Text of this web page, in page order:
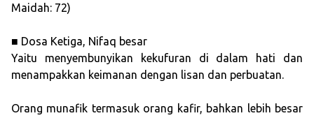
Maidah: 72)
■ Dosa Ketiga, Nifaq besar
Yaitu menyembunyikan kekufuran di dalam hati dan
menampakkan keimanan dengan lisan dan perbuatan.
Orang munafik termasuk orang kafir, bahkan lebih besar